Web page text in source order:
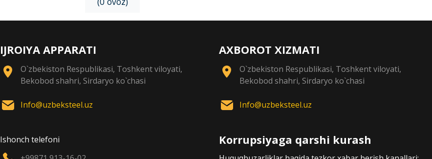
IJROIYA APPARATI
O`zbekiston Respublikasi, Toshkent viloyati,
Bekobod shahri, Sirdaryo ko`chasi
Info@uzbeksteel.uz
Ishonch telefoni
AXBOROT XIZMATI
O`zbekiston Respublikasi, Toshkent viloyati,
Bekobod shahri, Sirdaryo ko`chasi
Info@uzbeksteel.uz
Korrupsiyaga qarshi kurash